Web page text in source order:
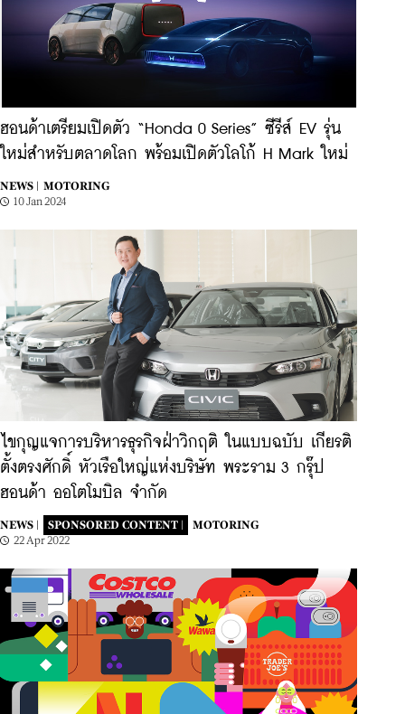
ฮอนด้าเตรียมเปิดตัว “Honda 0 Series” ซีรีส์ EV รุ่น
ใหม่สำหรับตลาดโลก พร้อมเปิดตัวโลโก้ H Mark ใหม่
NEWS |
MOTORING
10 Jan 2024
ไขกุญแจการบริหารธุรกิจฝ่าวิกฤติ ในแบบฉบับ เกียรติ
ตั้งตรงศักดิ์ หัวเรือใหญ่แห่งบริษัท พระราม 3 กรุ๊ป
ฮอนด้า ออโตโมบิล จำกัด
NEWS | SPONSORED CONTENT |
MOTORING
22 Apr 2022